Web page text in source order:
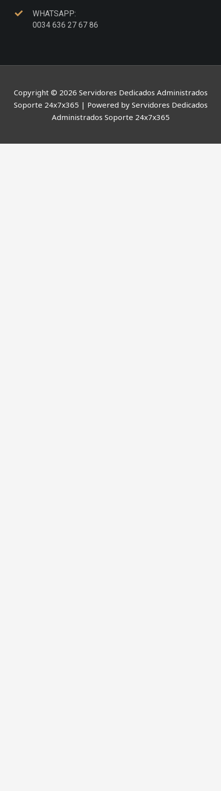
WHATSAPP:
0034 636 27 67 86
Copyright © 2026 Servidores Dedicados Administrados
Soporte 24x7x365 | Powered by Servidores Dedicados
Administrados Soporte 24x7x365